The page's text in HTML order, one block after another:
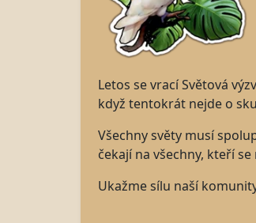
Letos se vrací Světová
když tentokrát nejde o
Všechny světy musí
čekají na všechny, kteří
Ukažme sílu naší